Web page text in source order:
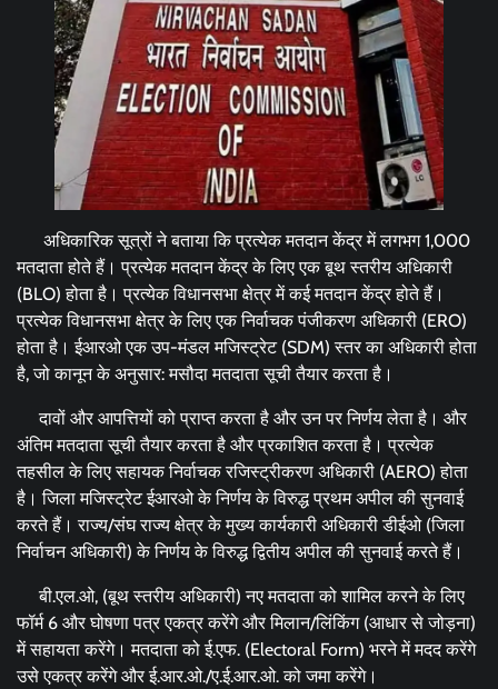
अधिकारिक सूत्रों ने बताया कि प्रत्येक मतदान केंद्र में लगभग 1,000
मतदाता होते हैं। प्रत्येक मतदान केंद्र के लिए एक बूथ स्तरीय अधिकारी
(BLO) होता है। प्रत्येक विधानसभा क्षेत्र में कई मतदान केंद्र होते हैं।
प्रत्येक विधानसभा क्षेत्र के लिए एक निर्वाचक पंजीकरण अधिकारी (ERO)
होता है। ईआरओ एक उप-मंडल मजिस्ट्रेट (SDM) स्तर का अधिकारी होता
है, जो कानून के अनुसार: मसौदा मतदाता सूची तैयार करता है।
दावों और आपत्तियों को प्राप्त करता है और उन पर निर्णय लेता है। और
अंतिम मतदाता सूची तैयार करता है और प्रकाशित करता है। प्रत्येक
तहसील के लिए सहायक निर्वाचक रजिस्ट्रीकरण अधिकारी (AERO) होता
है। जिला मजिस्ट्रेट ईआरओ के निर्णय के विरुद्ध प्रथम अपील की सुनवाई
करते हैं। राज्य/संघ राज्य क्षेत्र के मुख्य कार्यकारी अधिकारी डीईओ (जिला
निर्वाचन अधिकारी) के निर्णय के विरुद्ध द्वितीय अपील की सुनवाई करते हैं।
बी.एल.ओ, (बूथ स्तरीय अधिकारी) नए मतदाता को शामिल करने के लिए
फॉर्म 6 और घोषणा पत्र एकत्र करेंगे और मिलान/लिंकिंग (आधार से जोड़ना)
में सहायता करेंगे। मतदाता को ई.एफ. (Electoral Form) भरने में मदद करेंगे
उसे एकत्र करेंगे और ई.आर.ओ./ए.ई.आर.ओ. को जमा करेंगे।